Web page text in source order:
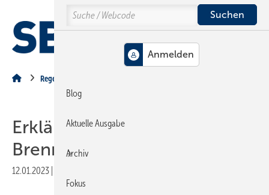
Hauptinhalt
Hauptmenü
SiteSearch
Regenerativ
Erklär mal: Eine
Brennstoffzelle
12.01.2023
Search
Blog
Aktuelle Ausgabe
Archiv
Fokus